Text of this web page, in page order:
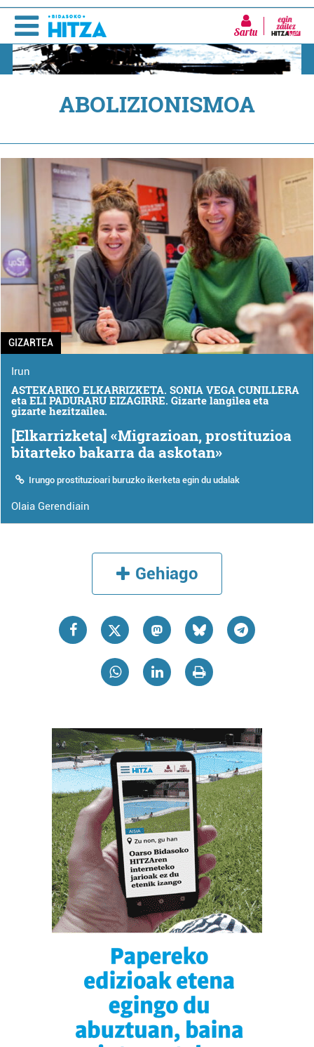
Sartu
ABOLIZIONISMOA
GIZARTEA
Irun
ASTEKARIKO ELKARRIZKETA. SONIA VEGA CUNILLERA
eta ELI PADURARU EIZAGIRRE. Gizarte langilea eta
gizarte hezitzailea.
[Elkarrizketa] «Migrazioan, prostituzioa
bitarteko bakarra da askotan»
Irungo prostituzioari buruzko ikerketa egin du udalak
Olaia Gerendiain
Gehiago